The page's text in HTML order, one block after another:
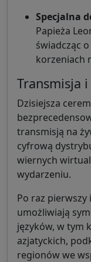
Specjalna
Papieża
świadcząc
korzeniach
Transmisja
Dzisiejsza
transmisją na
cyfrową
wiernych
wydarzeniu.
Po raz
umożliwiają
języków, w tym
azjatyckich,
regionów we